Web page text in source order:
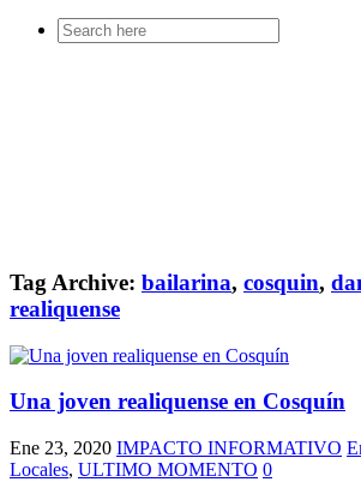
Search
for:
Tag Archive: bailarina, cosquin,
realiquense
Una joven realiquense en Cosquín
Ene 23, 2020 IMPACTO INFORMATIVO
Locales, ULTIMO MOMENTO 0